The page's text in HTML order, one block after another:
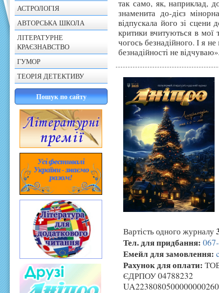
АСТРОЛОГІЯ
АВТОРСЬКА ШКОЛА
ЛІТЕРАТУРНЕ
КРАЄЗНАВСТВО
ГУМОР
ТЕОРІЯ ДЕТЕКТИВУ
так само, як, наприклад,
знаменита до-дієз
відпускала його зі сцени
критики вчитуються в мої
чогось безнадійного. І я
безнадійності не
Вартість одного журналу
Тел. для придбання:
Емейл для замовлення:
Рахунок для оплати:
ЄДРПОУ 04788232